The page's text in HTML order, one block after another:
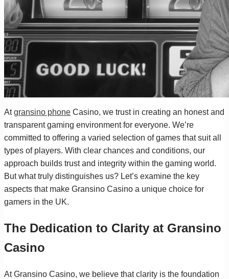
Atgransino phone Casino, we trust in creating an honest and
transparent gaming environment for everyone. We’re
committed to offering a varied selection of games that suit all
types of players. With clear chances and conditions, our
approach builds trust and integrity within the gaming world.
But what truly distinguishes us? Let’s examine the key
aspects that make Gransino Casino a unique choice for
gamers in the UK.
The Dedication to Clarity at Gransino
Casino
At Gransino Casino, we believe that clarity is the foundation